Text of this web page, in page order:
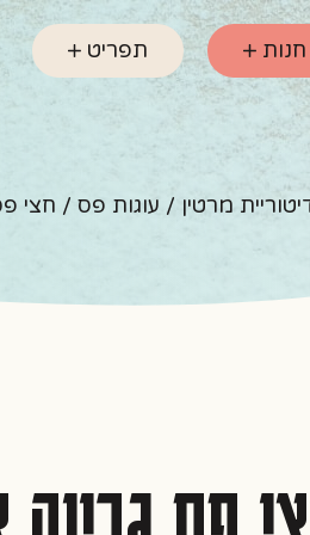
חנות תפריט
מרטין / עוגות פס / חצי